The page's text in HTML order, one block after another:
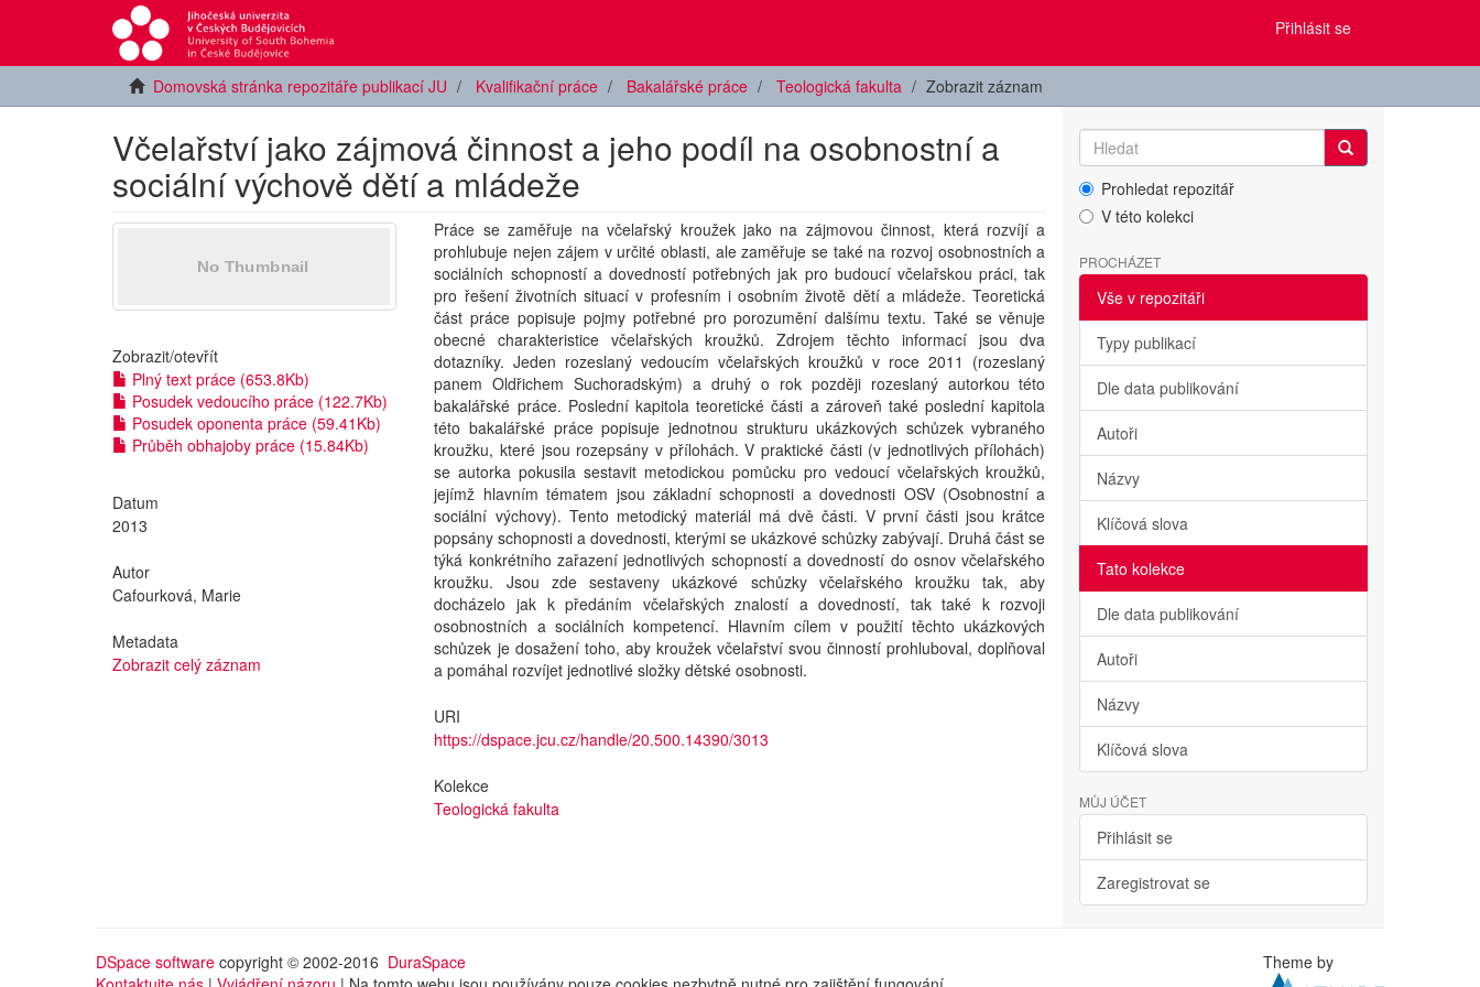
Přihlásit se
Domovská stránka repozitáře publikací JU Kvalifikační práce Bakalářské práce Teologická fakulta Zobrazit záznam
Včelařství jako zájmová činnost a jeho podíl na osobnostní a
sociální výchově dětí a mládeže
Zobrazit/otevřít
Plný text práce (653.8Kb)
Posudek vedoucího práce (122.7Kb)
Posudek oponenta práce (59.41Kb)
Průběh obhajoby práce (15.84Kb)
Datum
2013
Autor
Cafourková, Marie
Metadata
Zobrazit celý záznam
Práce se zaměřuje na včelařský kroužek jako na zájmovou činnost, která rozvíjí a
prohlubuje nejen zájem v určité oblasti, ale zaměřuje se také na rozvoj osobnostních a
sociálních schopností a dovedností potřebných jak pro budoucí včelařskou práci, tak
pro řešení životních situací v profesním i osobním životě dětí a mládeže. Teoretická
část práce popisuje pojmy potřebné pro porozumění dalšímu textu. Také se věnuje
obecné charakteristice včelařských kroužků. Zdrojem těchto informací jsou dva
dotazníky. Jeden rozeslaný vedoucím včelařských kroužků v roce 2011 (rozeslaný
panem Oldřichem Suchoradským) a druhý o rok později rozeslaný autorkou této
bakalářské práce. Poslední kapitola teoretické části a zároveň také poslední kapitola
této bakalářské práce popisuje jednotnou strukturu ukázkových schůzek vybraného
kroužku, které jsou rozepsány v přílohách. V praktické části (v jednotlivých přílohách)
se autorka pokusila sestavit metodickou pomůcku pro vedoucí včelařských kroužků,
jejímž hlavním tématem jsou základní schopnosti a dovednosti OSV (Osobnostní a
sociální výchovy). Tento metodický materiál má dvě části. V první části jsou krátce
popsány schopnosti a dovednosti, kterými se ukázkové schůzky zabývají. Druhá část se
týká konkrétního zařazení jednotlivých schopností a dovedností do osnov včelařského
kroužku. Jsou zde sestaveny ukázkové schůzky včelařského kroužku tak, aby
docházelo jak k předáním včelařských znalostí a dovedností, tak také k rozvoji
osobnostních a sociálních kompetencí. Hlavním cílem v použití těchto ukázkových
schůzek je dosažení toho, aby kroužek včelařství svou činností prohluboval, doplňoval
a pomáhal rozvíjet jednotlivé složky dětské osobnosti.
URI
https://dspace.jcu.cz/handle/20.500.14390/3013
Kolekce
Teologická fakulta
Prohledat repozitář
V této kolekci
PROCHÁZET
Vše v repozitáři
Typy publikací
Dle data publikování
Autoři
Názvy
Klíčová slova
Tato kolekce
Dle data publikování
Autoři
Názvy
Klíčová slova
MŮJ ÚČET
Přihlásit se
Zaregistrovat se
DSpace software copyright © 2002-2016 DuraSpace
Theme by